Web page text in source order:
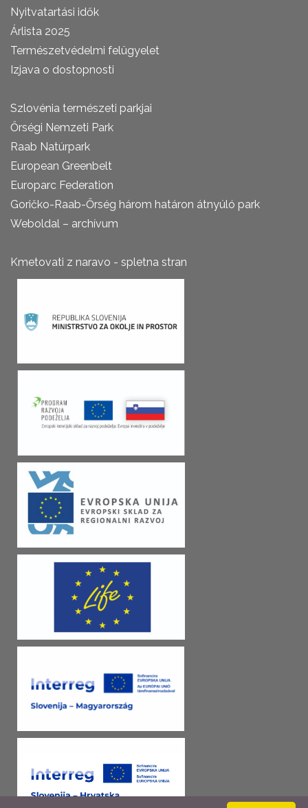
Nyitvatartási idők
Árlista 2025
Természetvédelmi felügyelet
Izjava o dostopnosti
Szlovénia természeti parkjai
Őrségi Nemzeti Park
Raab Natúrpark
European Greenbelt
Europarc Federation
Goričko-Raab-Őrség három határon átnyúló park
Weboldal – archívum
Kmetovati z naravo - spletna stran